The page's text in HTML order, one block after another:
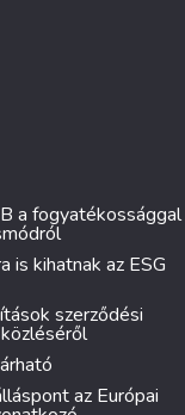
a fogyatékossággal
is kihatnak az ESG
szerződési
az Európai